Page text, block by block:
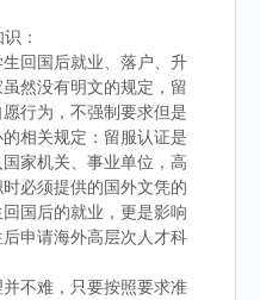
：
回国后就业、落户、升
然没有明文的规定，留
行为，不强制要求但是
相关规定：留服认证是
家机关、事业单位，高
必须提供的国外文凭的
国后的就业，更是影响
申请海外高层次人才科
不难，只要按照要求准